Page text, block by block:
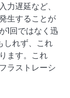
力遅延など、
生することが
1回ではなく迅
しれず、これ
ます。これ
ラストレーシ